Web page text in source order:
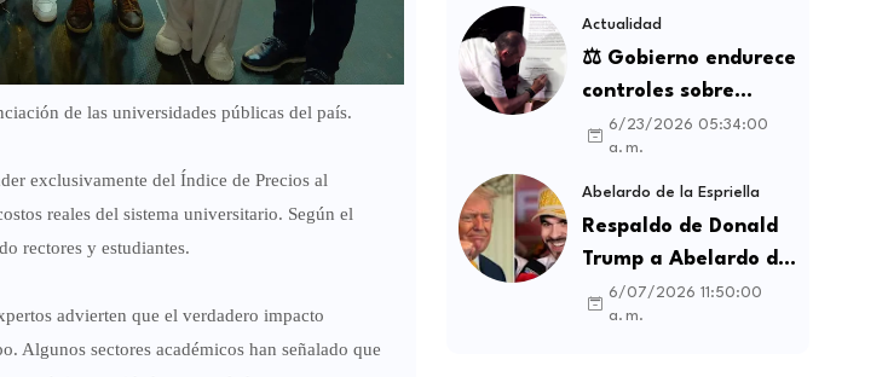
de las universidades públicas del país.
exclusivamente del Índice de Precios al
reales del sistema universitario. Según el
rectores y estudiantes.
advierten que el verdadero impacto
Algunos sectores académicos han señalado que
VIS
Actualidad
⚖️ Gobierno endurece
controles sobre
contratos sindicales
y busca frenar la
intermediación
laboral ilegal
6/23/2026 05:34:00
a. m.
Abelardo de la Espriella
Respaldo de Donald
Trump a Abelardo de
la Espriella genera
debate sobre
6/07/2026 11:50:00
a. m.